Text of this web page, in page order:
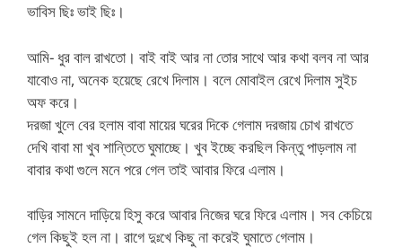
ভাবিস ছিঃ ভাই ছিঃ।
আমি- ধুর বাল রাখতো। বাই বাই আর না তোর সাথে আর কথা বলব না আর
যাবোও না, অনেক হয়েছে রেখে দিলাম। বলে মোবাইল রেখে দিলাম সুইচ
অফ করে।
দরজা খুলে বের হলাম বাবা মায়ের ঘরের দিকে গেলাম দরজায় চোখ রাখতে
দেখি বাবা মা খুব শান্তিতে ঘুমাচ্ছে। খুব ইচ্ছে করছিল কিন্তু পাড়লাম না
বাবার কথা গুলে মনে পরে গেল তাই আবার ফিরে এলাম।
বাড়ির সামনে দাড়িয়ে হিসু করে আবার নিজের ঘরে ফিরে এলাম। সব কেচিয়ে
গেল কিছুই হল না। রাগে দুঃখে কিছু না করেই ঘুমাতে গেলাম।